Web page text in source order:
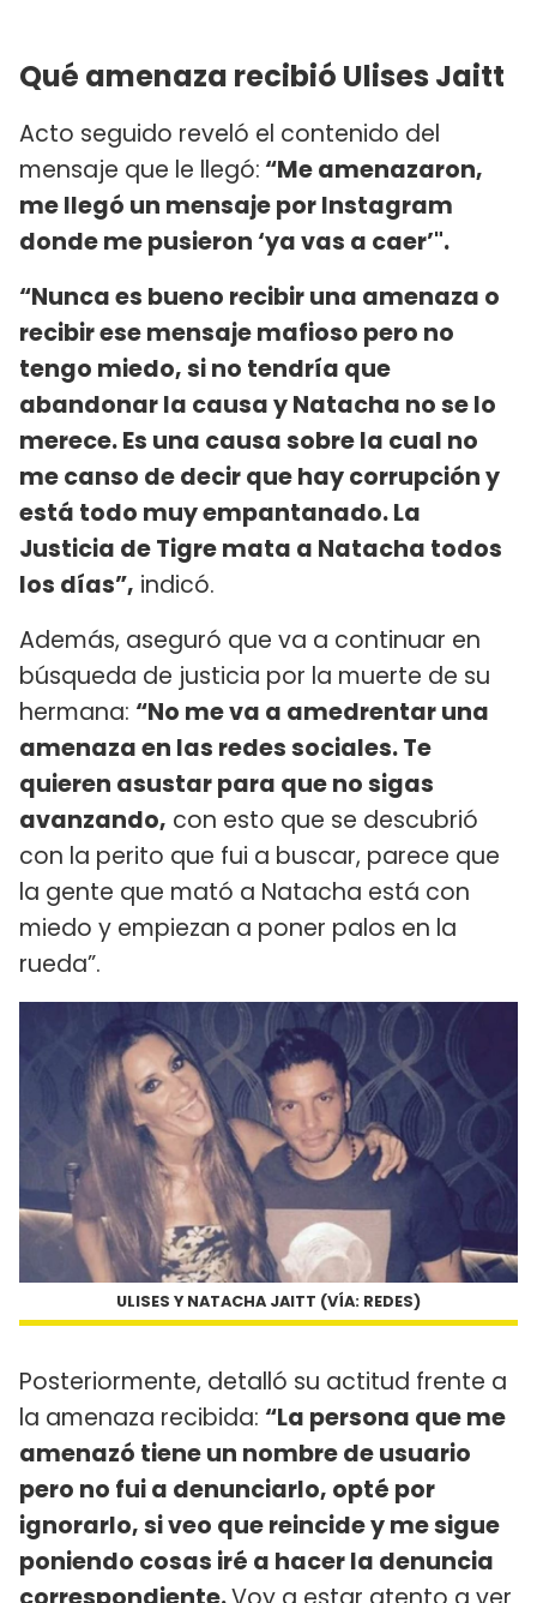
Qué amenaza recibió Ulises Jaitt
Acto seguido reveló el contenido del
mensaje que le llegó: “Me amenazaron,
me llegó un mensaje por Instagram
donde me pusieron ‘ya vas a caer’".
“Nunca es bueno recibir una amenaza o
recibir ese mensaje mafioso pero no
tengo miedo, si no tendría que
abandonar la causa y Natacha no se lo
merece. Es una causa sobre la cual no
me canso de decir que hay corrupción y
está todo muy empantanado. La
Justicia de Tigre mata a Natacha todos
los días”, indicó.
Además, aseguró que va a continuar en
búsqueda de justicia por la muerte de su
hermana: “No me va a amedrentar una
amenaza en las redes sociales. Te
quieren asustar para que no sigas
avanzando, con esto que se descubrió
con la perito que fui a buscar, parece que
la gente que mató a Natacha está con
miedo y empiezan a poner palos en la
rueda”.
ULISES Y NATACHA JAITT (VÍA: REDES)
Posteriormente, detalló su actitud frente a
la amenaza recibida: “La persona que me
amenazó tiene un nombre de usuario
pero no fui a denunciarlo, opté por
ignorarlo, si veo que reincide y me sigue
poniendo cosas iré a hacer la denuncia